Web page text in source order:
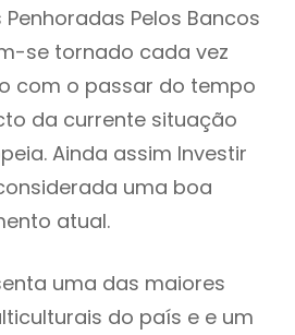
Pelos Bancos
se tornado cada vez
com o passar do tempo
da currente situação
Ainda assim Investir
uma boa
atual.
uma das maiores
do país e e um